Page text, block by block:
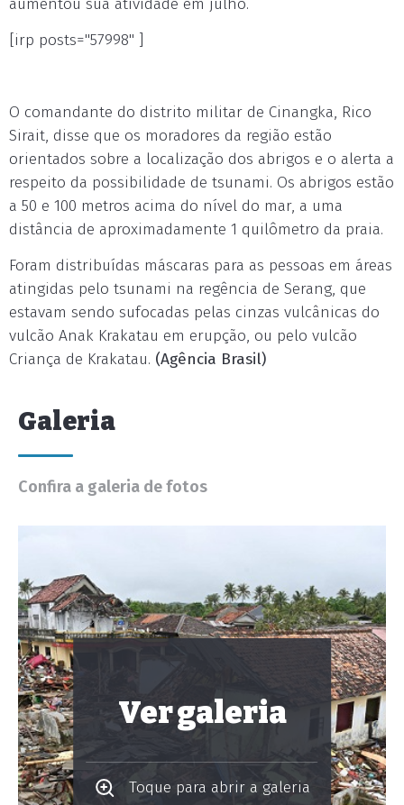
aumentou sua atividade em julho.
[irp posts="57998" ]
O comandante do distrito militar de Cinangka, Rico
Sirait, disse que os moradores da região estão
orientados sobre a localização dos abrigos e o alerta a
respeito da possibilidade de tsunami. Os abrigos estão
a 50 e 100 metros acima do nível do mar, a uma
distância de aproximadamente 1 quilômetro da praia.
Foram distribuídas máscaras para as pessoas em áreas
atingidas pelo tsunami na regência de Serang, que
estavam sendo sufocadas pelas cinzas vulcânicas do
vulcão Anak Krakatau em erupção, ou pelo vulcão
Criança de Krakatau. (Agência Brasil)
Galeria
Confira a galeria de fotos
Ver galeria
Toque para abrir a galeria